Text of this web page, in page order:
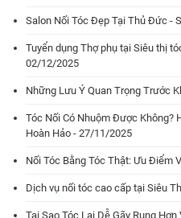
*
Salon Nối Tóc Đẹp Tại Thủ Đức -
Tuyển dụng Thợ phụ tại Siêu thị
02/12/2025
Những Lưu Ý Quan Trọng Trước
Tóc Nối Có Nhuộm Được Không?
Hoàn Hảo - 27/11/2025
Nối Tóc Bằng Tóc Thật: Ưu Điểm
Dịch vụ nối tóc cao cấp tại Siêu
Tại Sao Tóc Lại Dễ Gãy Rụng